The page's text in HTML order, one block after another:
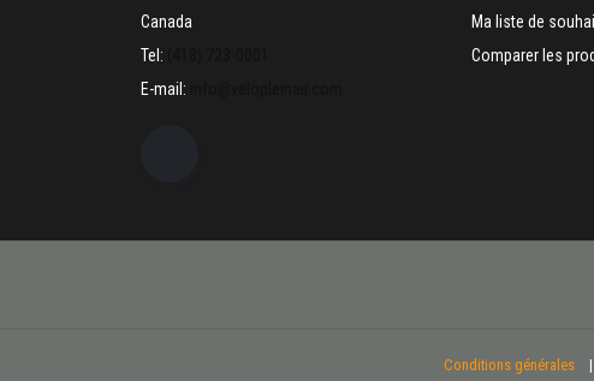
Canada
Tel:
E-mail:
Ma liste de
Comparer les
Conditions générales |